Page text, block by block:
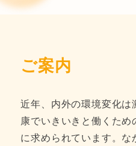
ご案内
近年、内外の環境変化は
康でいきいきと働くため
に求められています。な